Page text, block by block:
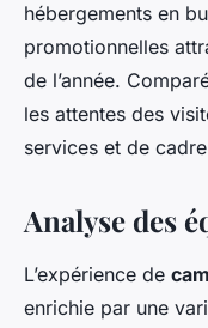
hébergements en
promotionnelles
de l’année.
les attentes des
services et de
Analyse des
L’expérience de
enrichie par une